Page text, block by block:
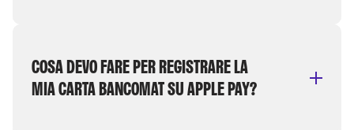
COSA DEVO FARE PER REGISTRARE LA
MIA CARTA BANCOMAT SU APPLE PAY?